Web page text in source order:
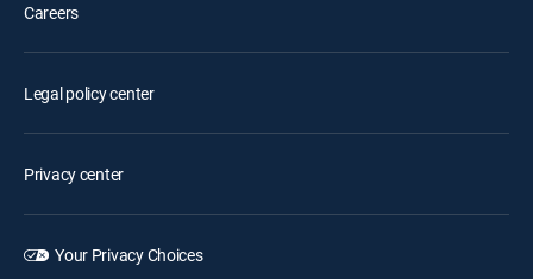
Careers
Legal policy center
Privacy center
Your Privacy Choices